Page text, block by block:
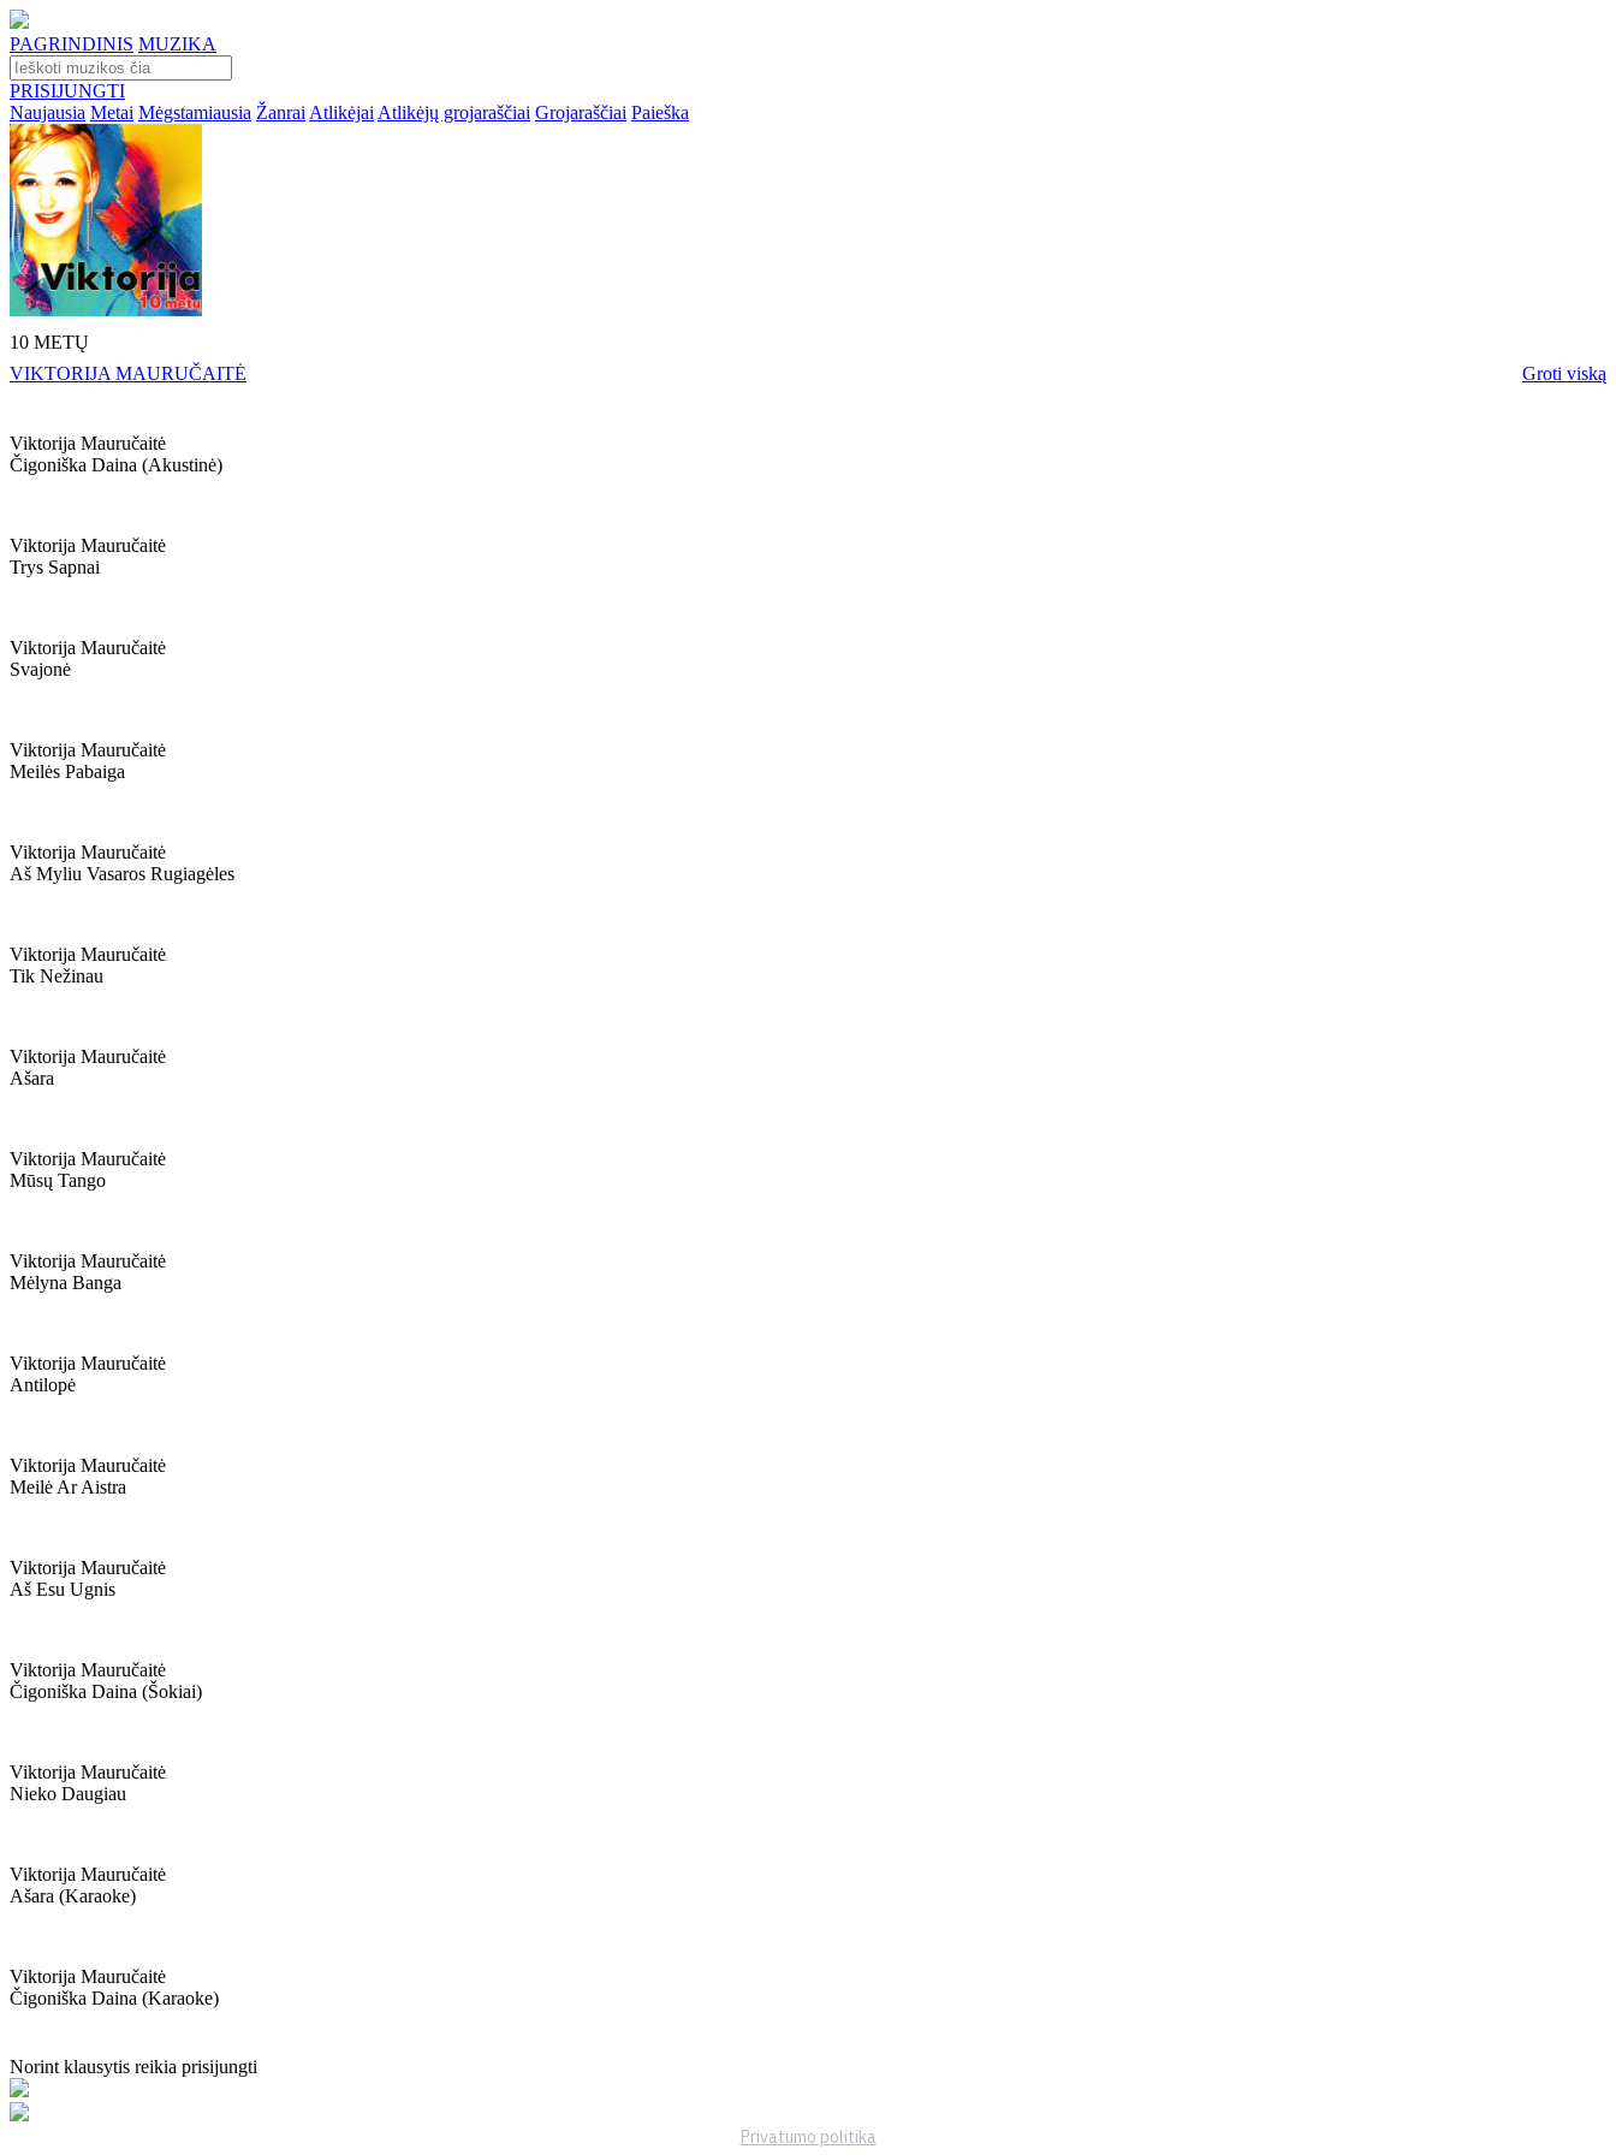
PAGRINDINIS MUZIKA
PRISIJUNGTI
Naujausia Metai Mėgstamiausia Žanrai Atlikėjai Atlikėjų grojaraščiai Grojaraščiai Paieška
10 METŲ
VIKTORIJA MAURUČAITĖ
Groti viską
Viktorija Mauručaitė
Čigoniška Daina (akustinė)
Viktorija Mauručaitė
Trys Sapnai
Viktorija Mauručaitė
Svajonė
Viktorija Mauručaitė
Meilės Pabaiga
Viktorija Mauručaitė
Aš Myliu Vasaros Rugiagėles
Viktorija Mauručaitė
Tik Nežinau
Viktorija Mauručaitė
Ašara
Viktorija Mauručaitė
Mūsų Tango
Viktorija Mauručaitė
Mėlyna Banga
Viktorija Mauručaitė
Antilopė
Viktorija Mauručaitė
Meilė Ar Aistra
Viktorija Mauručaitė
Aš Esu Ugnis
Viktorija Mauručaitė
Čigoniška Daina (šokiai)
Viktorija Mauručaitė
Nieko Daugiau
Viktorija Mauručaitė
Ašara (karaoke)
Viktorija Mauručaitė
Čigoniška Daina (karaoke)
Norint klausytis reikia prisijungti
Privatumo politika